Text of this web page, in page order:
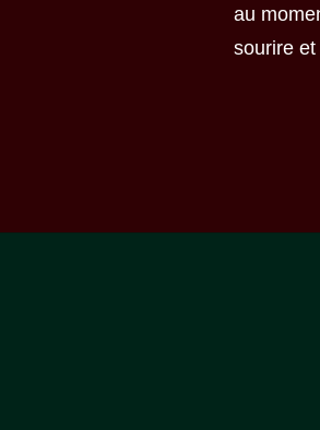
au
sourire et